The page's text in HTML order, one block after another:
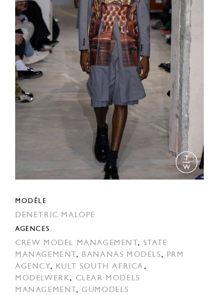
MODÈLE
DENETRIC MALOPE
AGENCES
CREW MODEL MANAGEMENT , STATE
MANAGEMENT , BANANAS MODELS,
PRM
AGENCY, KULT SOUTH AFRICA,
MODELWERK, CLEAR MODELS
MANAGEMENT , GUMODELS